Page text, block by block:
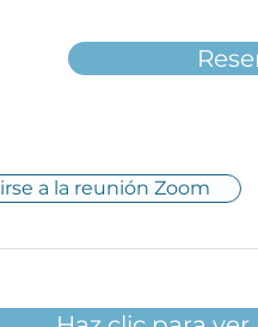
a la reunión Zoom